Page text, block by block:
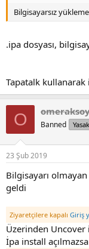
Bilgisayarsız
.ipa dosyası,
Tapatalk kullanarak
O Banned
23 Şub 2019
Bilgisayarı
geldi
Ziyaretçilere kapalı Giriş
Üzerinden Uncover
İpa install